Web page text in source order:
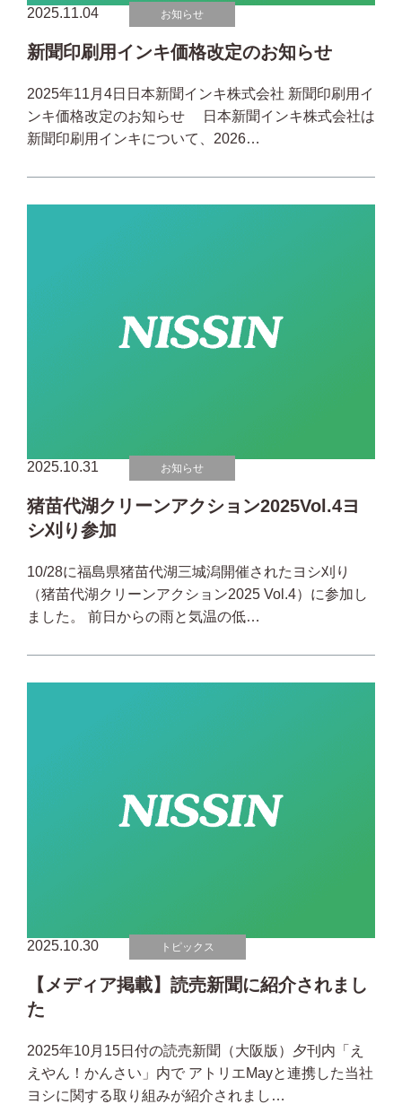
2025.11.04 お知らせ
新聞印刷用インキ価格改定のお知らせ
2025年11月4日日本新聞インキ株式会社 新聞印刷用イ
ンキ価格改定のお知らせ 日本新聞インキ株式会社は
新聞印刷用インキについて、2026…
2025.10.31 お知らせ
猪苗代湖クリーンアクション2025Vol.4ヨ
シ刈り参加
10/28に福島県猪苗代湖三城潟開催されたヨシ刈り
（猪苗代湖クリーンアクション2025 Vol.4）に参加し
ました。 前日からの雨と気温の低…
2025.10.30 トピックス
【メディア掲載】読売新聞に紹介されまし
た
2025年10月15日付の読売新聞（大阪版）夕刊内「え
えやん！かんさい」内で アトリエMayと連携した当社
ヨシに関する取り組みが紹介されまし…